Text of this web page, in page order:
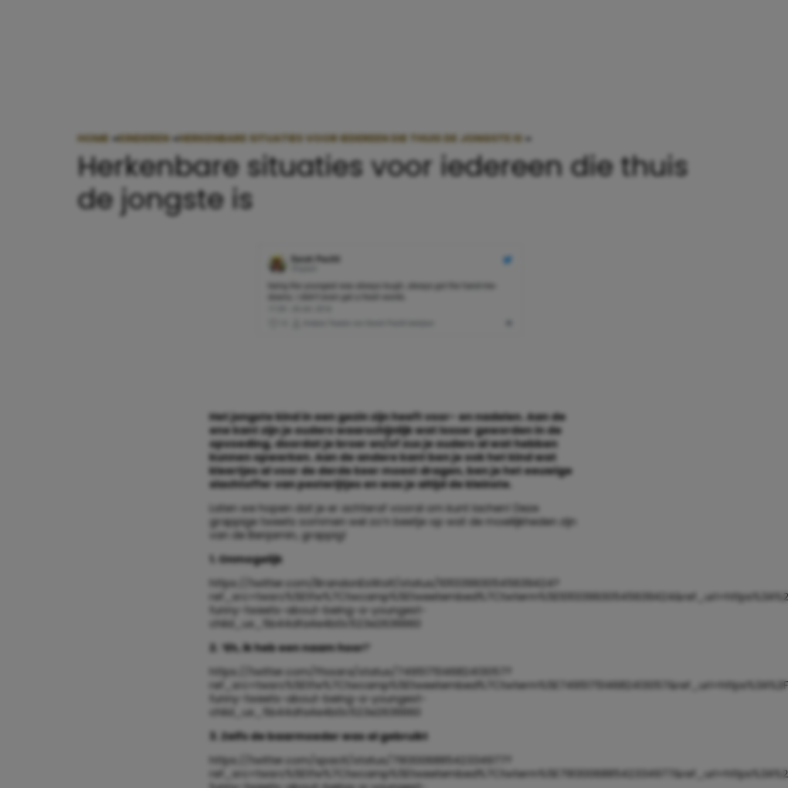
HOME »KINDEREN »HERKENBARE SITUATIES VOOR IEDEREEN DIE THUIS DE JONGSTE IS »
Herkenbare situaties voor iedereen die thuis
de jongste is
Het jongste kind in een gezin zijn heeft voor- en nadelen. Aan de
ene kant zijn je ouders waarschijnlijk wat losser geworden in de
opvoeding, doordat je broer en/of zus je ouders al wat hebben
kunnen opwerken. Aan de andere kant ben je ook het kind wat
kleertjes al voor de derde keer moest dragen, ben je het eeuwige
slachtoffer van pesterijtjes en was je altijd de kleinste.
Laten we hopen dat je er achteraf vooral om kunt lachen! Deze
grappige tweets sommen wel zo’n beetje op wat de moeilijkheden zijn
van de Benjamin, grappig!
1. Onmogelijk
https://twitter.com/BrandonEsWolf/status/1011339930545639424?
funny-tweets-about-being-a-youngest-
child_us_5b44dfa4e4b0c523e2636660
2. ‘Eh, ik heb een naam hoor!’
https://twitter.com/ffssara/status/749517514682413057?
funny-tweets-about-being-a-youngest-
child_us_5b44dfa4e4b0c523e2636660
3. Zelfs de baarmoeder was al gebruikt
https://twitter.com/spacit/status/791300688542334977?